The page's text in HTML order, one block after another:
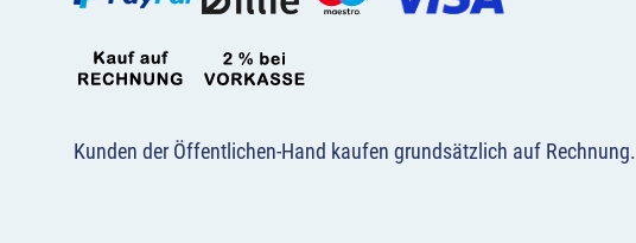
Kunden der Öffentlichen-Hand kaufen grundsätzlich auf Rechnung.